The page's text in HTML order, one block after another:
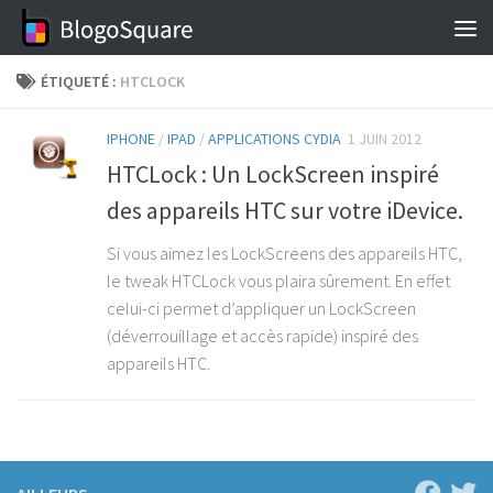
Skip to content
ÉTIQUETÉ : HTCLOCK
IPHONE /IPAD /APPLICATIONS CYDIA 1 JUIN 2012
HTCLock : Un LockScreen inspiré
des appareils HTC sur votre iDevice.
Si vous aimez les LockScreens des appareils HTC,
le tweak HTCLock vous plaira sûrement. En effet
celui-ci permet d’appliquer un LockScreen
(déverrouillage et accès rapide) inspiré des
appareils HTC.